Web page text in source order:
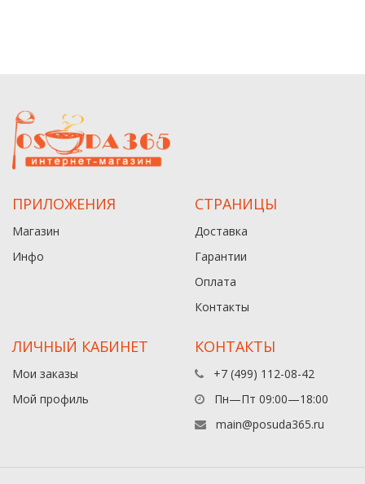
ПРИЛОЖЕНИЯ
Магазин
Инфо
СТРАНИЦЫ
Доставка
Гарантии
Оплата
Контакты
ЛИЧНЫЙ КАБИНЕТ
Мои заказы
Мой профиль
КОНТАКТЫ
+7 (499) 112-08-42
Пн—Пт 09:00—18:00
main@posuda365.ru